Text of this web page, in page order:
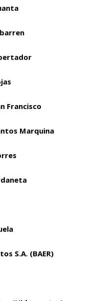
Francisco
Marquina
S.A. (BAER)